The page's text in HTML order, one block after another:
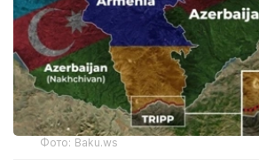
Фото: Baku.ws